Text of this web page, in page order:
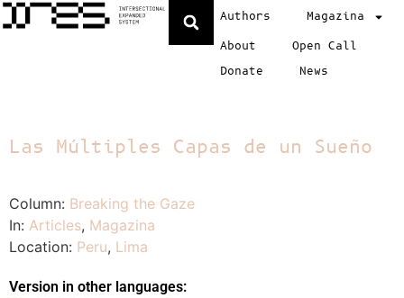
Authors
Magazina
About
Open Call
Donate
News
Las Múltiples Capas de un Sueño
Column: Breaking the Gaze
In: Articles, Magazina
Location: Peru, Lima
Version in other languages: